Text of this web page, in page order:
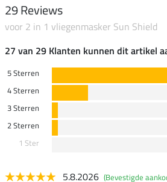
29 Reviews
voor 2 in 1 vliegenmasker Sun Shield
27 van 29 Klanten kunnen dit artikel
5 Sterren
4 Sterren
3 Sterren
2 Sterren
1 Ster
5.8.2026 (Bevestigde